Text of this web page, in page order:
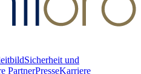
Sicherheit und
PartnerPresseKarriere